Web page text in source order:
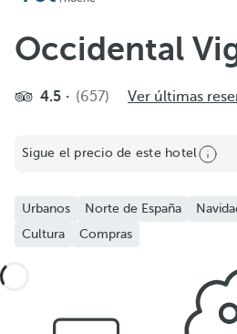
Occidental
4.5 (657) Ver últimas
Sigue el precio de este hotel
Urbanos Norte de España
Cultura
Compras